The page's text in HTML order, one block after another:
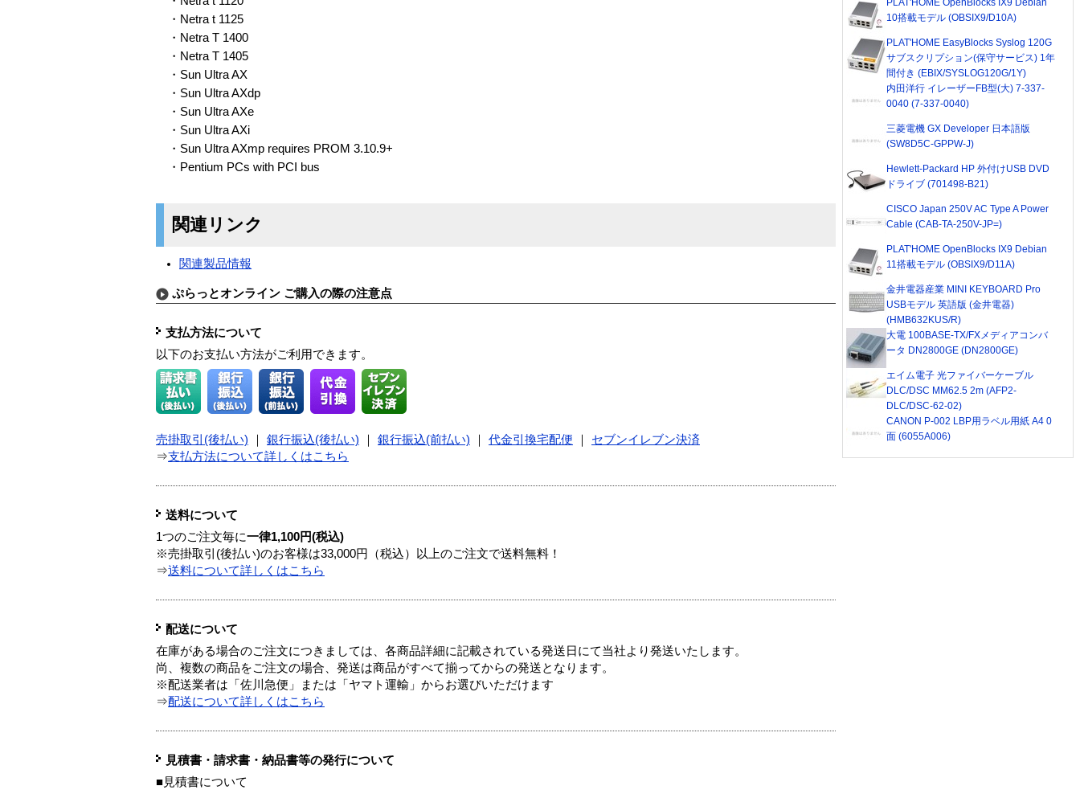
・Netra t 1125
・Netra T 1400
・Netra T 1405
・Sun Ultra AX
・Sun Ultra AXdp
・Sun Ultra AXe
・Sun Ultra AXi
・Sun Ultra AXmp requires PROM 3.10.9+
・Pentium PCs with PCI bus
関連リンク
関連製品情報
ぷらっとオンライン ご購入の際の注意点
支払方法について
以下のお支払い方法がご利用できます。
売掛取引(後払い) 銀行振込(後払い) 銀行振込(前払い) 代金引換宅配便
セブンイレブン決済
⇒支払方法について詳しくはこちら
送料について
1つのご注文毎に一律1,100円(税込)
※売掛取引(後払い)のお客様は33,000円（税込）以上のご注文で送料無料！
⇒送料について詳しくはこちら
配送について
在庫がある場合のご注文につきましては、各商品詳細に記載されている発送日にて当社より発送いたします。
尚、複数の商品をご注文の場合、発送は商品がすべて揃ってからの発送となります。
※配送業者は「佐川急便」または「ヤマト運輸」からお選びいただけます
⇒配送について詳しくはこちら
見積書・請求書・納品書等の発行について
■見積書について
PLAT'HOME OpenBlocks IX9 Debian
10搭載モデル (OBSIX9/D10A)
PLAT'HOME EasyBlocks Syslog 120G
サブスクリプション(保守サービス) 1年
間付き (EBIX/SYSLOG120G/1Y)
内田洋行 イレーザーFB型(大) 7-337-
0040 (7-337-0040)
三菱電機 GX Developer 日本語版
(SW8D5C-GPPW-J)
Hewlett-Packard HP 外付けUSB DVD
ドライブ (701498-B21)
CISCO Japan 250V AC Type A Power
Cable (CAB-TA-250V-JP=)
PLAT'HOME OpenBlocks IX9 Debian
11搭載モデル (OBSIX9/D11A)
金井電器産業 MINI KEYBOARD Pro
USBモデル 英語版 (金井電器)
(HMB632KUS/R)
大電 100BASE-TX/FXメディアコンバ
ータ DN2800GE (DN2800GE)
エイム電子 光ファイバーケーブル
DLC/DSC MM62.5 2m (AFP2-
DLC/DSC-62-02)
CANON P-002 LBP用ラベル用紙 A4 0
面 (6055A006)